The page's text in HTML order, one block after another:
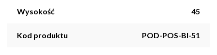
Wysokość 45
Kod produktu POD-POS-BI-51